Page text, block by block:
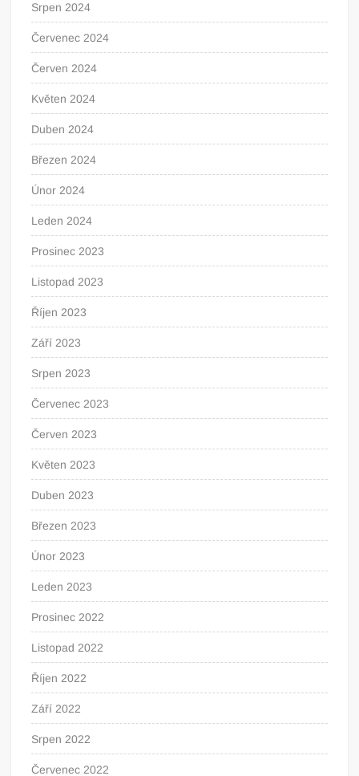
Srpen 2024
Červenec 2024
Červen 2024
Květen 2024
Duben 2024
Březen 2024
Únor 2024
Leden 2024
Prosinec 2023
Listopad 2023
Říjen 2023
Září 2023
Srpen 2023
Červenec 2023
Červen 2023
Květen 2023
Duben 2023
Březen 2023
Únor 2023
Leden 2023
Prosinec 2022
Listopad 2022
Říjen 2022
Září 2022
Srpen 2022
Červenec 2022